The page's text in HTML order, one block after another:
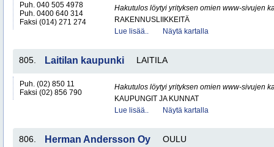
Puh. 040 505 4978
Puh. 0400 640 314
Faksi (014) 271 274
Hakutulos löytyi yrityksen omien www-sivujen
RAKENNUSLIIKKEITÄ
Lue lisää..
Näytä kartalla
805. Laitilan kaupunki LAITILA
Puh. (02) 850 11
Faksi (02) 856 790
Hakutulos löytyi yrityksen omien www-sivujen
KAUPUNGIT JA KUNNAT
Lue lisää..
Näytä kartalla
806. Herman Andersson Oy OULU